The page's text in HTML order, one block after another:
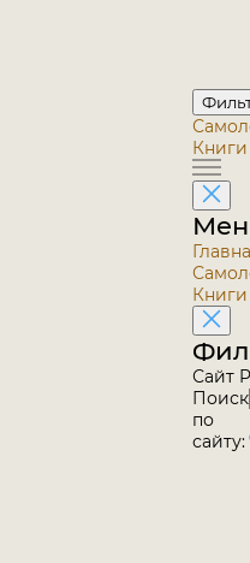
Книги
Книги
Сайт
Поиск
по
сайту: